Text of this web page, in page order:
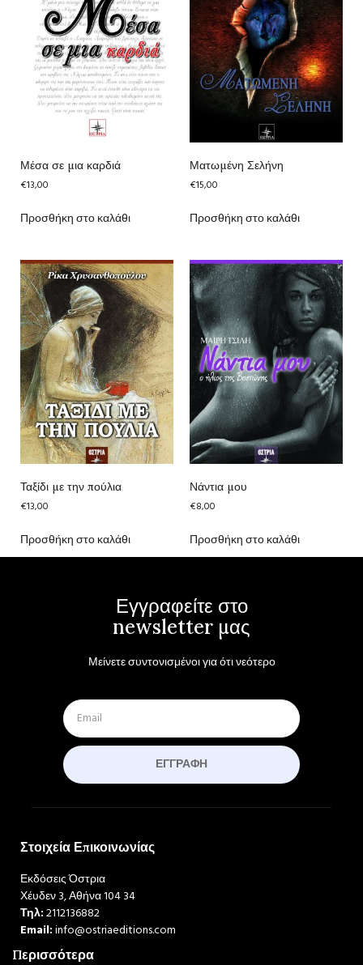
Μέσα σε μια καρδιά
€13,00
Προσθήκη στο καλάθι
Ματωμένη Σελήνη
€15,00
Προσθήκη στο καλάθι
Ταξίδι με την πούλια
€13,00
Προσθήκη στο καλάθι
Νάντια μου
€8,00
Προσθήκη στο καλάθι
Εγγραφείτε στο
newsletter μας
Μείνετε συντονισμένοι για ότι νεότερο
ΕΓΓΡΑΦΉ
Στοιχεία Επικοινωνίας
Εκδόσεις Όστρια
Χέυδεν 3, Αθήνα 104 34
Τηλ:2112136882
Email:info@ostriaeditions.com
Περισσότερα